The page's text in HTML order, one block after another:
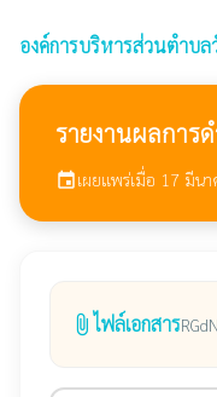
องค์การบริหารส่วนตำบ
รายงานผลการ
eventเผยแพร่เมื่อ 17 มีน
attach_file ไฟล์เอกสาร